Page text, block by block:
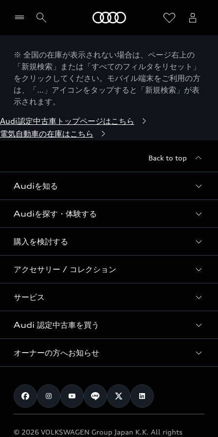
※ 全国の在庫が表示されない場合は、ページ右上の
「新規検索」または「すべてのフィルタをリセット」
をクリックしてください。モバイル端末をご利用の方
は、「…」アイコンをタップすると「新規検索」が表
示されます。
Audi認定中古車トップページはこちら
電気自動車の在庫はこちら
Back to top
Audiを知る
Audi ブランド
Story of Progress
Audi Sport
Formula 1®
デジタルサービス
Audiを探す・体験する
ディーラー検索
新車在庫検索
試乗車・展示車検索
見積り依頼
試乗予約
購入を検討する
モデル一覧
特別仕様モデル / 限定モデル
e-tronラインアップ
価格シミュレーション
車両比較
カタログ一覧
アクセサリー / コレクション
純正アクセサリー
オンラインショップ
Audi collection
アウディナビアプリ
サービス
サービス入庫予約
サービスプログラム
メンテナンス
車検 / 定期点検
e-tronアフターサポート
Audi 認定中古車を買う
Audi認定中古車
クオリティ
保証
メンテナンス
オーナーの方へお知らせ
お知らせ
オーナー様向けキャンペーン
© 2026 VOLKSWAGEN Group Japan K.K. All rights